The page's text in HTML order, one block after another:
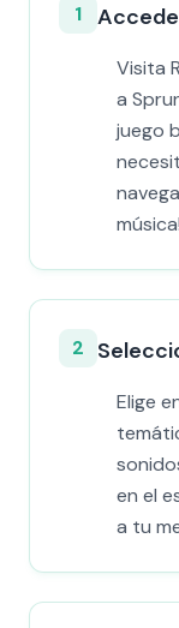
1
Visita
a
juego
música!
2
Elige
en el
a tu